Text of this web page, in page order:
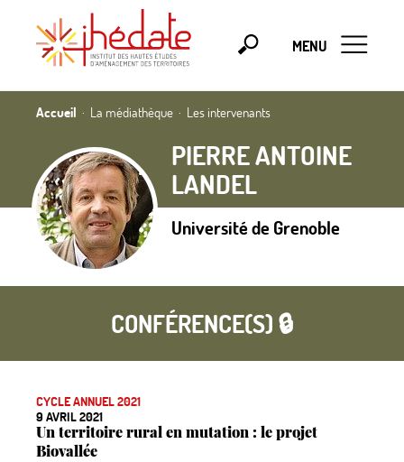
MENU
Accueil La médiathèque Les intervenants
PIERRE ANTOINE
LANDEL
Université de Grenoble
CONFÉRENCE(S) 🔒
CYCLE ANNUEL 2021
9 AVRIL 2021
Un territoire rural en mutation : le projet
Biovallée